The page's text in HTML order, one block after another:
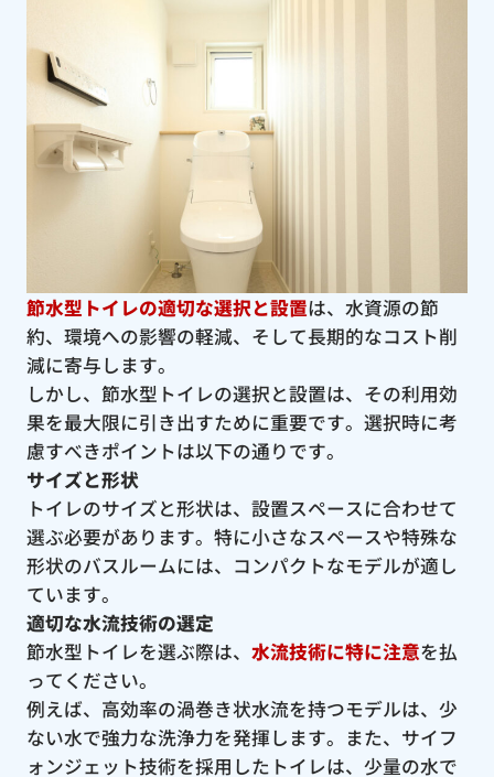
節水型トイレの適切な選択と設置は、水資源の節
約、環境への影響の軽減、そして長期的なコスト削
減に寄与します。
しかし、節水型トイレの選択と設置は、その利用効
果を最大限に引き出すために重要です。選択時に考
慮すべきポイントは以下の通りです。
サイズと形状
トイレのサイズと形状は、設置スペースに合わせて
選ぶ必要があります。特に小さなスペースや特殊な
形状のバスルームには、コンパクトなモデルが適し
ています。
適切な水流技術の選定
節水型トイレを選ぶ際は、 水流技術に特に注意を払
ってください。
例えば、高効率の渦巻き状水流を持つモデルは、少
ない水で強力な洗浄力を発揮します。また、サイフ
ォンジェット技術を採用したトイレは、少量の水で